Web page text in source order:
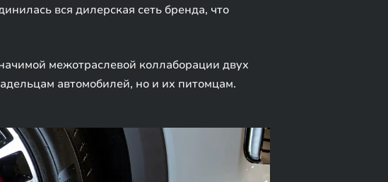
вся дилерская сеть бренда, что
межотраслевой коллаборации двух
автомобилей, но и их питомцам.